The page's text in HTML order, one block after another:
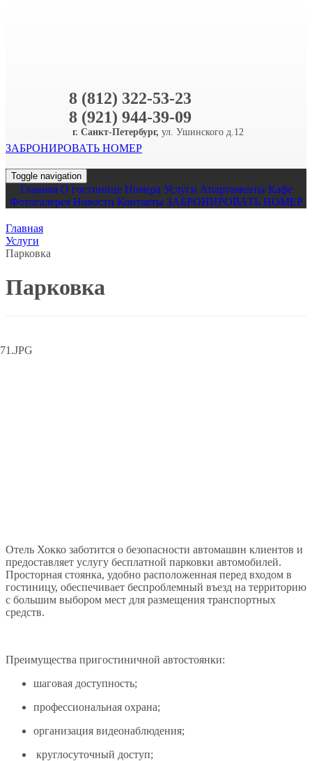
8 (812) 322-53-23
8 (921) 944-39-09
г. Санкт-Петербург, ул. Ушинского д.12
ЗАБРОНИРОВАТЬ НОМЕР
Toggle navigation
Главная O гостинице Номера Услуги Апартаменты Кафе
Фотогалерея Новости Контакты ЗАБРОНИРОВАТЬ НОМЕР
Главная
Услуги
Парковка
Парковка
Отель Хокко заботится о безопасности автомашин клиентов и
предоставляет услугу бесплатной парковки автомобилей.
Просторная стоянка, удобно расположенная перед входом в
гостиницу, обеспечивает беспроблемный въезд на территорию
с большим выбором мест для размещения транспортных
средств.
Преимущества пригостиничной автостоянки:
шаговая доступность;
профессиональная охрана;
организация видеонаблюдения;
круглосуточный доступ;